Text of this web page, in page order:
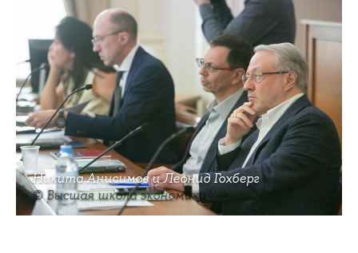
Никита Анисимов и Леонид Гохберг
© Высшая школа экономики